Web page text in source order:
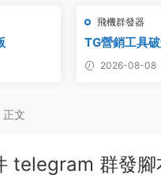
飛機群發器
TG營銷工具
2026-08-08
正文
telegram 群發